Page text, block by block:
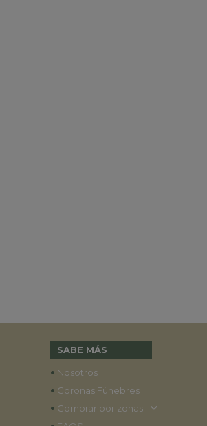
SABE MÁS
• Nosotros
• Coronas Fúnebres
• Comprar por zonas